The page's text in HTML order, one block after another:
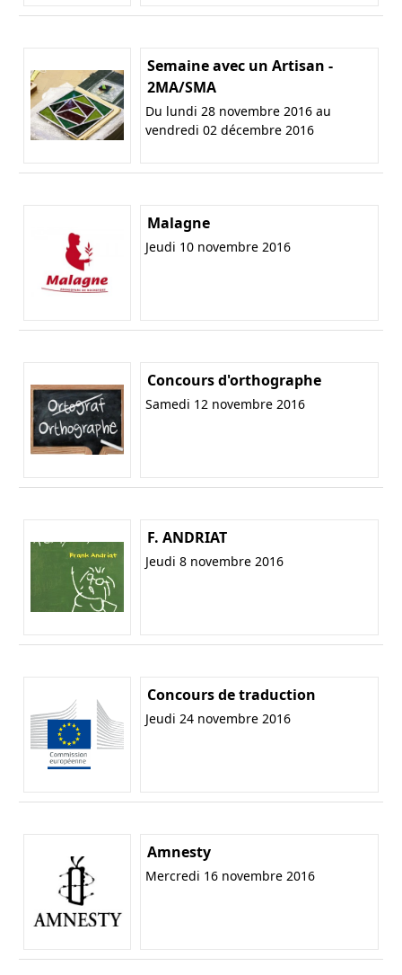
Semaine avec un Artisan -
2MA/SMA
Du lundi 28 novembre 2016 au
vendredi 02 décembre 2016
Malagne
Jeudi 10 novembre 2016
Concours d'orthographe
Samedi 12 novembre 2016
F. ANDRIAT
Jeudi 8 novembre 2016
Concours de traduction
Jeudi 24 novembre 2016
Amnesty
Mercredi 16 novembre 2016